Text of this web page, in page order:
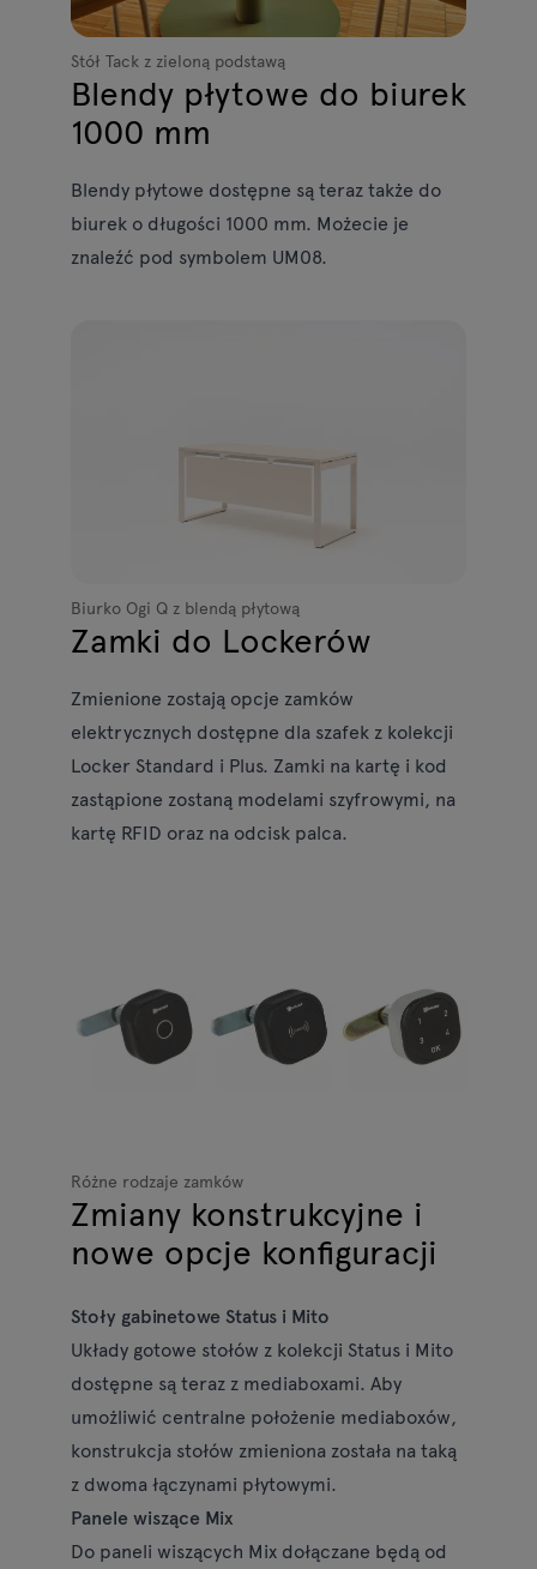
Stół Tack z zieloną podstawą
Blendy płytowe do biurek
1000 mm
Blendy płytowe dostępne są teraz także do
biurek o długości 1000 mm. Możecie je
znaleźć pod symbolem UM08.
Biurko Ogi Q z blendą płytową
Zamki do Lockerów
Zmienione zostają opcje zamków
elektrycznych dostępne dla szafek z kolekcji
Locker Standard i Plus. Zamki na kartę i kod
zastąpione zostaną modelami szyfrowymi, na
kartę RFID oraz na odcisk palca.
Różne rodzaje zamków
Zmiany konstrukcyjne i
nowe opcje konfiguracji
Stoły gabinetowe Status i Mito
Układy gotowe stołów z kolekcji Status i Mito
dostępne są teraz z mediaboxami. Aby
umożliwić centralne położenie mediaboxów,
konstrukcja stołów zmieniona została na taką
z dwoma łączynami płytowymi.
Panele wiszące Mix
Do paneli wiszących Mix dołączane będą od